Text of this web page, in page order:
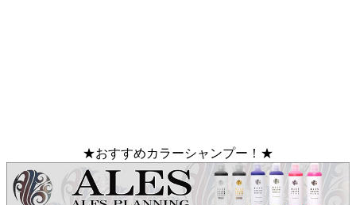
★おすすめカラーシャンプー！★